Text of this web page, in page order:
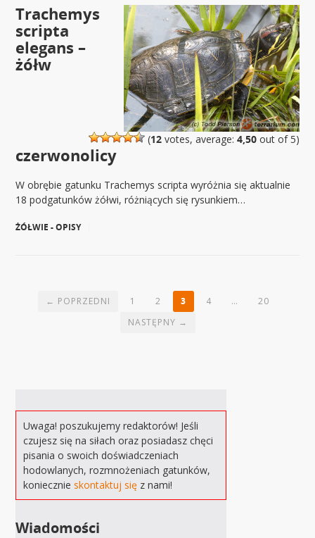
(12votes, average: 4,50out of 5)
Trachemys
scripta
elegans –
żółw
czerwonolicy
W obrębie gatunku Trachemys scripta wyróżnia się aktualnie
18 podgatunków żółwi, różniących się rysunkiem…
ŻÓŁWIE - OPISY
← POPRZEDNI 1 2 3 4 …
20
NASTĘPNY →
Uwaga! poszukujemy redaktorów! Jeśli
czujesz się na siłach oraz posiadasz chęci
pisania o swoich doświadczeniach
hodowlanych, rozmnożeniach gatunków,
koniecznieskontaktuj się z nami!
Wiadomości